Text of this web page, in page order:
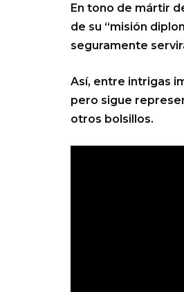
En tono de mártir
de su “misión
seguramente
Así, entre intrigas
pero sigue
otros bolsillos.